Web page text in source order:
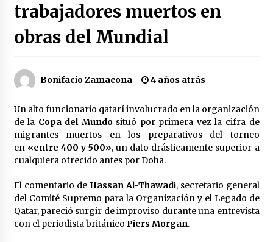
SMN alerta por lluvias intensas, granizo y calor
extremo en gran parte de México
3 semanas atrás
Detienen a funcionario por presunto homicidio
del periodista Josué Martínez
3 semanas atrás
CNTE anuncia paso gratuito en peajes de CDMX
y acciones en 20 estados
2 meses atrás
trabajadores muertos en
obras del Mundial
Bonifacio Zamacona 4 años atrás
Un alto funcionario qatarí involucrado en la organización
de la Copa del Mundosituó por primera vez la cifra de
migrantes muertos en los preparativos del torneo
en«entre 400 y 500», un dato drásticamente superior a
cualquiera ofrecido antes por Doha.
El comentario de Hassan Al-Thawadi, secretario general
del Comité Supremo para la Organización y el Legado de
Qatar, pareció surgir de improviso durante una entrevista
con el periodista británico Piers Morgan.